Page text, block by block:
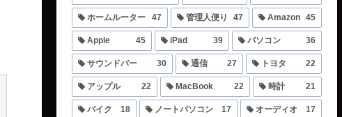
ホームルーター 47 管理人便り 47 Amazon 45
Apple 45 iPad 39 パソコン 36
サウンドバー 30 通信 27 トヨタ 22
アップル 22 MacBook 22 時計 21
バイク 18 ノートパソコン 17 オーディオ 17